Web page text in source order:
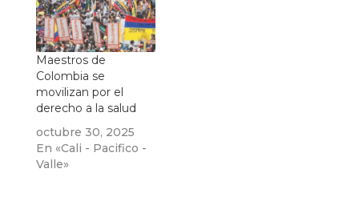
Maestros de
Colombia se
movilizan por el
derecho a la salud
octubre 30, 2025
En «Cali - Pacifico -
Valle»